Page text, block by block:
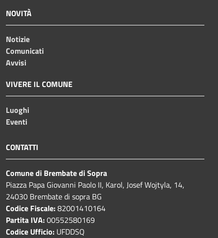
NOVITÀ
Notizie
Comunicati
Avvisi
VIVERE IL COMUNE
Luoghi
Eventi
CONTATTI
Comune di Brembate di Sopra
Piazza Papa Giovanni Paolo II, Karol, Josef Wojtyla, 14,
24030 Brembate di sopra BG
Codice Fiscale:82001410164
Partita IVA:00552580169
Codice Ufficio: UFDDSQ